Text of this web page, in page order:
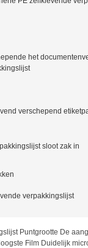
het
verschepend
sloot zak in
verpakkingslijst
Puntgrootte De
Film Duidelijk